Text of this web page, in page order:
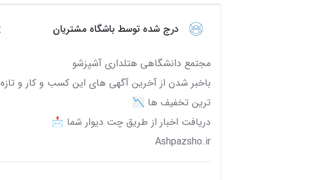
درج شده توسط باشگاه‌ مشتریان
باخبر شدن از آخرین آگهی های این کسب و کار و تازه
Ashpazsho.ir